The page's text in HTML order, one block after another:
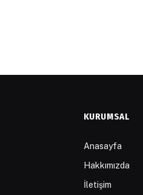
KURUMSAL
Anasayfa
Hakkımızda
İletişim